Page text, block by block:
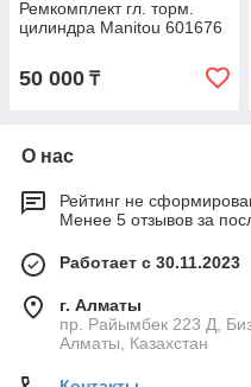
Ремкомплект гл. торм.
цилиндра Manitou 601676
50 000 ₸
О нас
Рейтинг не
Менее 5 отзывов за
Работает с 30.11.2023
г. Алматы
пр. Райымбек 223 Д,
Алматы, Казахстан